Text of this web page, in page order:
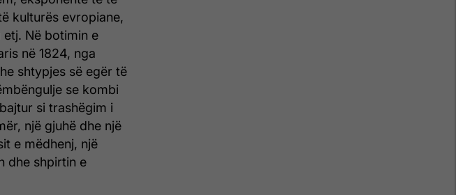
kulturës evropiane,
etj. Në botimin e
në 1824, nga
shtypjes së egër të
se kombi
si trashëgim i
një gjuhë dhe një
e mëdhenj, një
dhe shpirtin e